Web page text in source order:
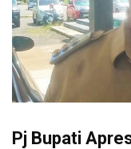
Pj Bupati